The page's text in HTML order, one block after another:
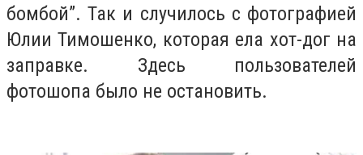
бомбой”. Так и случилось с фотографией
Юлии Тимошенко, которая ела хот-дог на
заправке. Здесь пользователей
фотошопа было не остановить.